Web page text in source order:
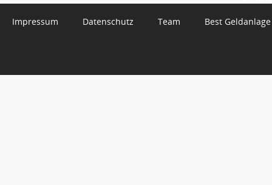
Impressum Datenschutz Team Best Geldanlage